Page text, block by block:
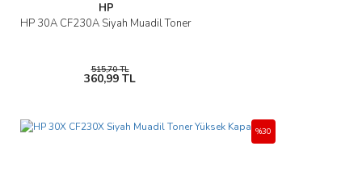
HP
HP 30A CF230A Siyah Muadil Toner
515,70 TL
360,99 TL
%30